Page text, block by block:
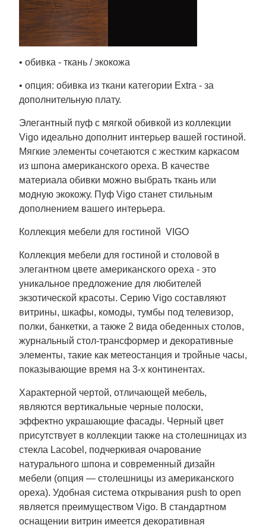
• обивка - ткань / экокожа
• опция: обивка из ткани категории Extra - за
дополнительную плату.
Элегантный пуф с мягкой обивкой из коллекции
Vigo идеально дополнит интерьер вашей гостиной.
Мягкие элементы сочетаются с жестким каркасом
из шпона американского ореха. В качестве
материала обивки можно выбрать ткань или
модную экокожу. Пуф Vigo станет стильным
дополнением вашего интерьера.
Коллекция мебели для гостиной VIGO
Коллекция мебели для гостиной и столовой в
элегантном цвете американского ореха - это
уникальное предложение для любителей
экзотической красоты. Серию Vigo составляют
витрины, шкафы, комоды, тумбы под телевизор,
полки, банкетки, а также 2 вида обеденных столов,
журнальный стол-трансформер и декоративные
элементы, такие как метеостанция и тройные часы,
показывающие время на 3-х континентах.
Характерной чертой, отличающей мебель,
являются вертикальные черные полоски,
эффектно украшающие фасады. Черный цвет
присутствует в коллекции также на столешницах из
стекла Lacobel, подчеркивая очарование
натурального шпона и современный дизайн
мебели (опция — столешницы из американского
ореха). Удобная система открывания push to open
является преимуществом Vigo. В стандартном
оснащении витрин имеется декоративная